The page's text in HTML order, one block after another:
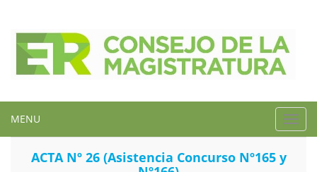
MENU
ACTA Nº 26 (Asistencia Concurso Nº165 y